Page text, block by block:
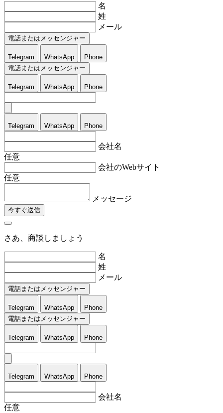
名
姓
メール
電話またはメッセンジャー
Telegram WhatsApp
Phone
電話またはメッセンジャー
Telegram WhatsApp Phone
Telegram WhatsApp Phone
会社名
任意
会社のWebサイト
任意
メッセージ
今すぐ送信
さあ、商談しましょう
名
姓
メール
電話またはメッセンジャー
Telegram WhatsApp
Phone
電話またはメッセンジャー
Telegram WhatsApp Phone
Telegram WhatsApp Phone
会社名
任意